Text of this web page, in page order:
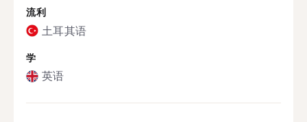
流利
土耳其语
学
英语